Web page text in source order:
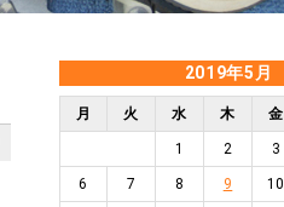
2019年5月
月 火 水 木 金
1 2 3
6 7 8 9 10